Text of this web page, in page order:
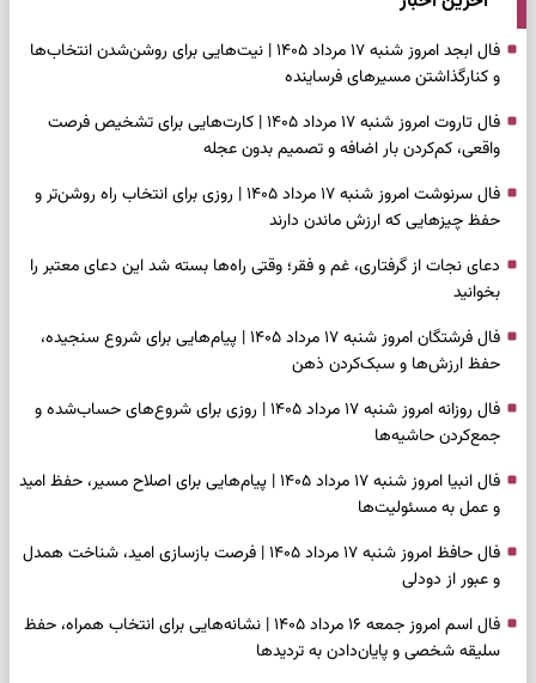
فال ابجد امروز شنبه ۱۷ مرداد ۱۴۰۵ | نیت‌هایی برای روشن‌شدن انتخاب‌ها
و کنارگذاشتن مسیرهای فرساینده
فال تاروت امروز شنبه ۱۷ مرداد ۱۴۰۵ | کارت‌هایی برای تشخیص فرصت
واقعی، کم‌کردن بار اضافه و تصمیم بدون عجله
فال سرنوشت امروز شنبه ۱۷ مرداد ۱۴۰۵ | روزی برای انتخاب راه روشن‌تر و
حفظ چیزهایی که ارزش ماندن دارند
دعای نجات از گرفتاری، غم و فقر؛ وقتی راه‌ها بسته شد این دعای معتبر را
بخوانید
فال فرشتگان امروز شنبه ۱۷ مرداد ۱۴۰۵ | پیام‌هایی برای شروع سنجیده،
حفظ ارزش‌ها و سبک‌کردن ذهن
فال روزانه امروز شنبه ۱۷ مرداد ۱۴۰۵ | روزی برای شروع‌های حساب‌شده و
جمع‌کردن حاشیه‌ها
فال انبیا امروز شنبه ۱۷ مرداد ۱۴۰۵ | پیام‌هایی برای اصلاح مسیر، حفظ امید
و عمل به مسئولیت‌ها
فال حافظ امروز شنبه ۱۷ مرداد ۱۴۰۵ | فرصت بازسازی امید، شناخت همدل
و عبور از دودلی
فال اسم امروز جمعه ۱۶ مرداد ۱۴۰۵ | نشانه‌هایی برای انتخاب همراه، حفظ
سلیقه شخصی و پایان‌دادن به تردیدها